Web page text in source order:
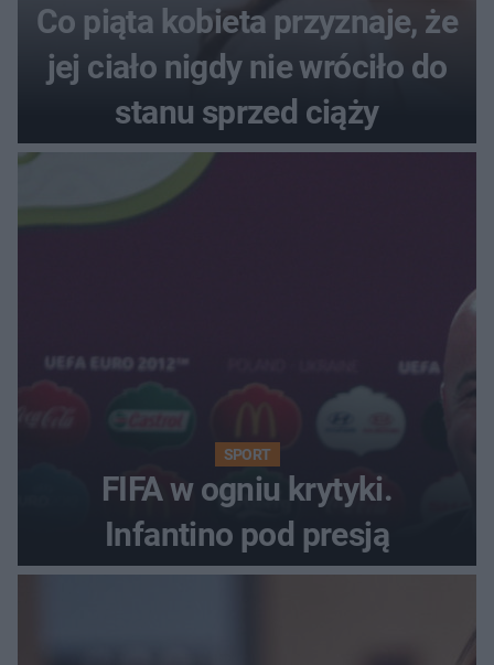
Co piąta kobieta przyznaje, że
jej ciało nigdy nie wróciło do
stanu sprzed ciąży
SPORT
FIFA w ogniu krytyki.
Infantino pod presją